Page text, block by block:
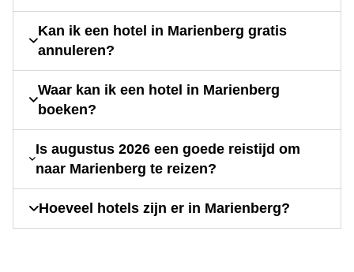
Kan ik een hotel in Marienberg gratis
annuleren?
Waar kan ik een hotel in Marienberg
boeken?
Is augustus 2026 een goede reistijd om
naar Marienberg te reizen?
Hoeveel hotels zijn er in Marienberg?